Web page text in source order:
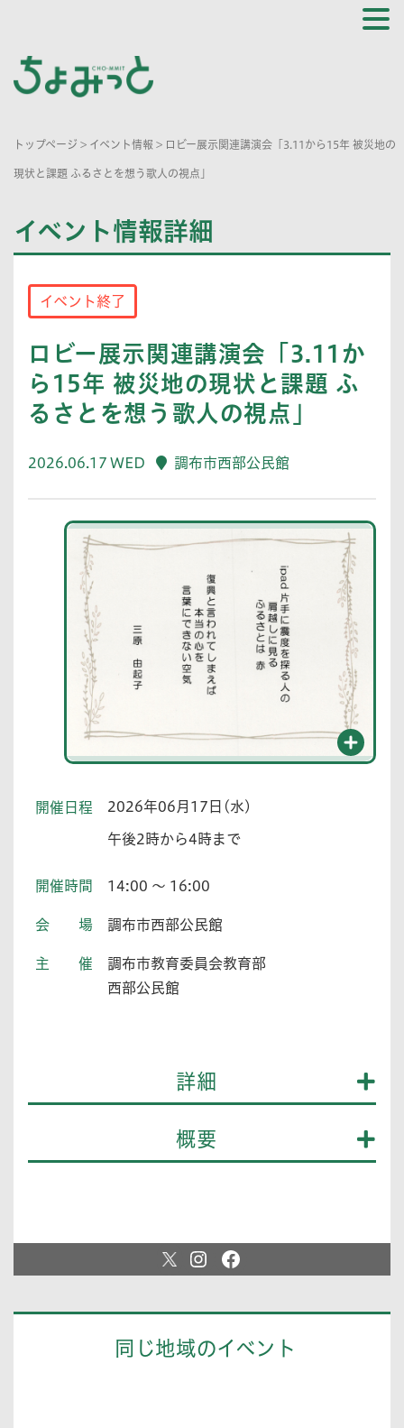
トップページ > イベント情報 > ロビー展示関連講演会「3.11から15年 被災地の
現状と課題 ふるさとを想う歌人の視点」
イベント情報詳細
イベント終了
ロビー展示関連講演会「3.11か
ら15年 被災地の現状と課題 ふ
るさとを想う歌人の視点」
2026.06.17 WED 調布市西部公民館
開催日程 2026年06月17日(水)
午後2時から4時まで
開催時間 14:00 ～ 16:00
会場 調布市西部公民館
主催
調布市教育委員会教育部
西部公民館
詳細
概要
同じ地域のイベント